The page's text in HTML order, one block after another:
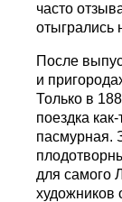
часто
отыгрались
После
и
Только в
поездка
пасмурная.
для самого
художников